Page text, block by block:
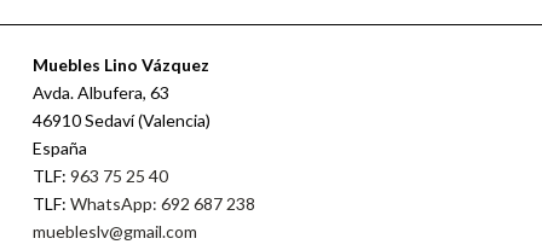
Muebles Lino Vázquez
Avda. Albufera, 63
46910 Sedaví (Valencia)
España
TLF: 963 75 25 40
TLF: WhatsApp: 692 687 238
muebleslv@gmail.com